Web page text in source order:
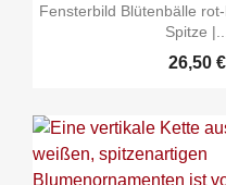
Fensterbild Blütenbälle
Spitze |...
26,50 €